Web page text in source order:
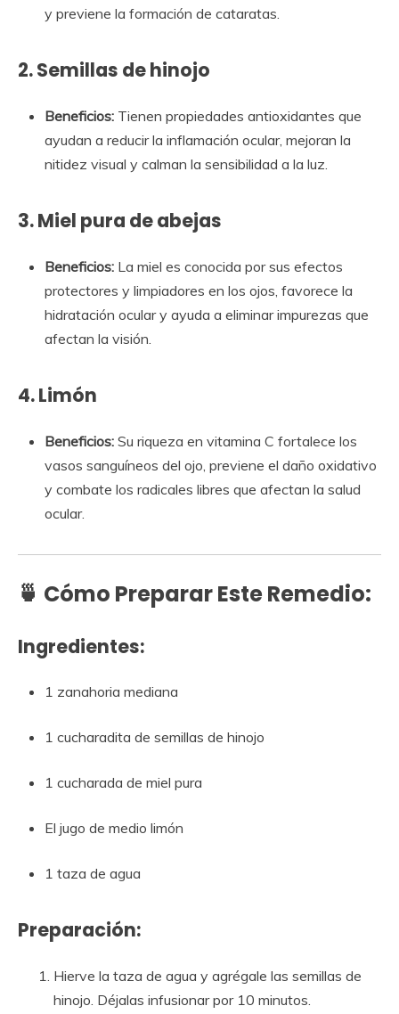
y previene la formación de cataratas.
2.Semillas de hinojo
Beneficios: Tienen propiedades antioxidantes que
ayudan a reducir la inflamación ocular, mejoran la
nitidez visual y calman la sensibilidad a la luz.
3.Miel pura de abejas
Beneficios: La miel es conocida por sus efectos
protectores y limpiadores en los ojos, favorece la
hidratación ocular y ayuda a eliminar impurezas que
afectan la visión.
4.Limón
Beneficios: Su riqueza en vitamina C fortalece los
vasos sanguíneos del ojo, previene el daño oxidativo
y combate los radicales libres que afectan la salud
ocular.
🍵 Cómo Preparar Este Remedio:
Ingredientes:
1 zanahoria mediana
1 cucharadita de semillas de hinojo
1 cucharada de miel pura
El jugo de medio limón
1 taza de agua
Preparación:
Hierve la taza de agua y agrégale las semillas de
hinojo. Déjalas infusionar por 10 minutos.